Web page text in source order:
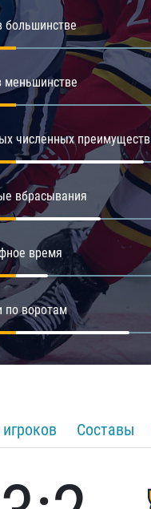
численных преимуществ
вбрасывания
время
по воротам
Составы